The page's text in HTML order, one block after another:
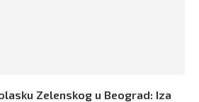
Zelenskog u Beograd: Iza